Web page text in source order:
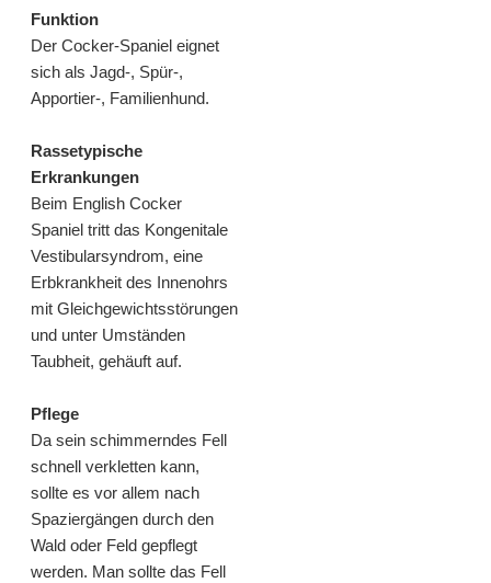
Funktion
Der Cocker-Spaniel eignet
sich als Jagd-, Spür-,
Apportier-, Familienhund.
Rassetypische
Erkrankungen
Beim English Cocker
Spaniel tritt das Kongenitale
Vestibularsyndrom, eine
Erbkrankheit des Innenohrs
mit Gleichgewichtsstörungen
und unter Umständen
Taubheit, gehäuft auf.
Pflege
Da sein schimmerndes Fell
schnell verkletten kann,
sollte es vor allem nach
Spaziergängen durch den
Wald oder Feld gepflegt
werden. Man sollte das Fell